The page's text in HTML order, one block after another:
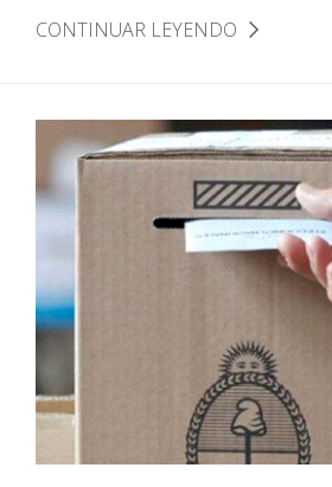
CONTINUAR LEYENDO